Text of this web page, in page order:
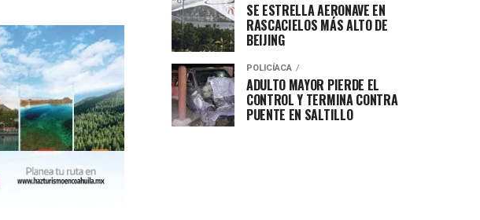
SE ESTRELLA AERONAVE EN
RASCACIELOS MÁS ALTO DE
BEIJING
POLICÍACA
ADULTO MAYOR PIERDE EL
CONTROL Y TERMINA CONTRA
PUENTE EN SALTILLO